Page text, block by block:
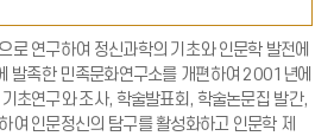
로 연구하여 정신과학의 기초와 인문학 발전에
발족한 민족문화연구소를 개편하여 2001년에
초연구와 조사, 학술발표회, 학술논문집 발간,
여 인문정신의 탐구를 활성화하고 인문학 제